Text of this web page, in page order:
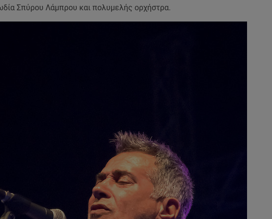
Σπύρου Λάμπρου και πολυμελής ορχήστρα.